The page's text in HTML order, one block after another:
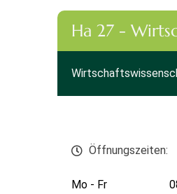
Ha 27 -
Öffnungszeiten:
Mo - Fr